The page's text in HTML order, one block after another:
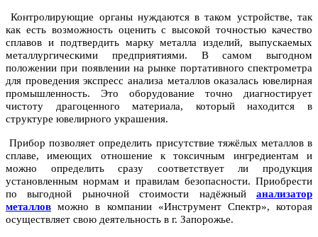
Контролирующие органы нуждаются в таком устройстве, так
как есть возможность оценить с высокой точностью качество
сплавов и подтвердить марку металла изделий, выпускаемых
металлургическими предприятиями. В самом выгодном
положении при появлении на рынке портативного спектрометра
для проведения экспресс анализа металлов оказалась ювелирная
промышленность. Это оборудование точно диагностирует
чистоту драгоценного материала, который находится в
структуре ювелирного украшения.
Прибор позволяет определить присутствие тяжёлых металлов в
сплаве, имеющих отношение к токсичным ингредиентам и
можно определить сразу соответствует ли продукция
установленным нормам и правилам безопасности. Приобрести
по выгодной рыночной стоимости надёжный анализатор
металлов можно в компании «Инструмент Спектр», которая
осуществляет свою деятельность в г. Запорожье.